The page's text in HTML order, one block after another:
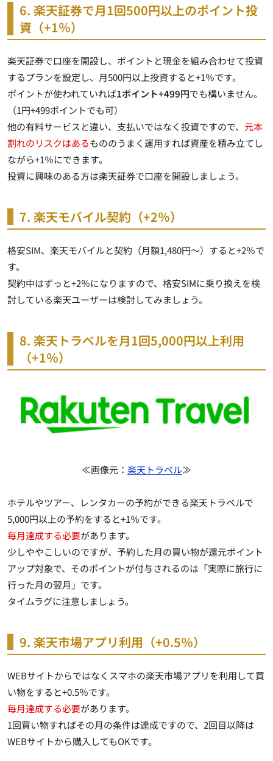
6. 楽天証券で月1回500円以上のポイント投
資（+1％）
楽天証券で口座を開設し、ポイントと現金を組み合わせて投資
するプランを設定し、月500円以上投資すると+1％です。
ポイントが使われていれば1ポイント+499円でも構いません。
（1円+499ポイントでも可）
他の有料サービスと違い、支払いではなく投資ですので、 元本
割れのリスクはあるもののうまく運用すれば資産を積み立てし
ながら+1％にできます。
投資に興味のある方は楽天証券で口座を開設しましょう。
7. 楽天モバイル契約（+2％）
格安SIM、楽天モバイルと契約（月額1,480円～）すると+2％で
す。
契約中はずっと+2％になりますので、格安SIMに乗り換えを検
討している楽天ユーザーは検討してみましょう。
8. 楽天トラベルを月1回5,000円以上利用
（+1％）
≪画像元： 楽天トラベル≫
ホテルやツアー、レンタカーの予約ができる楽天トラベルで
5,000円以上の予約をすると+1％です。
毎月達成する必要があります。
少しややこしいのですが、 予約した月の買い物が還元ポイント
アップ対象で、そのポイントが付与されるのは「実際に旅行に
行った月の翌月」 です。
タイムラグに注意しましょう。
9. 楽天市場アプリ利用（+0.5％）
WEBサイトからではなくスマホの楽天市場アプリを利用して買
い物をすると+0.5％です。
毎月達成する必要があります。
1回買い物すればその月の条件は達成ですので、2回目以降は
WEBサイトから購入してもOKです。